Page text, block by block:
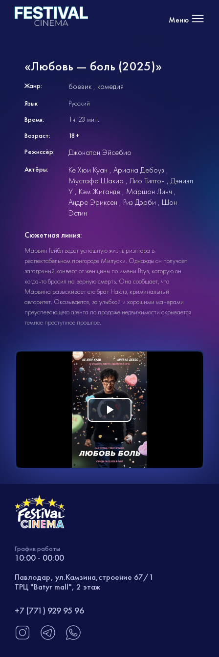
Меню
«Любовь — боль (2025)»
Жанр: боевик комедия
Язык
Русский
Время:
1ч. 23 мин.
Возраст:
18+
Режиссёр:
Джонатан Эйсебио
Актёры: Ке Хюи Куан
Ариана Дебоуз
Мустафа Шакир
Лио Типтон
Дэниэл
У
Кэм Жиганде
Маршон Линч
Андре Эриксен
Риз Дэрби
Шон
Эстин
Сюжетная линия:
Марвин Гейбл ведет успешную жизнь риэлтора в
респектабельном пригороде Милуоки. Однажды он получает
загадочный конверт от женщины по имени Роуз, которую он
когда-то бросил на верную смерть. Она сообщает, что
Марвина разыскивает его брат Наклз, криминальный
авторитет. Оказывается, за улыбкой и хорошими манерами
преуспевающего агента по продаже недвижимости скрывается
темное преступное прошлое.
Видеоплеер
загружается.
Воспроизвести
видео
График работы
10:00 - 00:00
Павлодар, ул.Камзина,строение 67/1
ТРЦ "Batyr mall", 2 этаж
+7 (771) 929 95 96